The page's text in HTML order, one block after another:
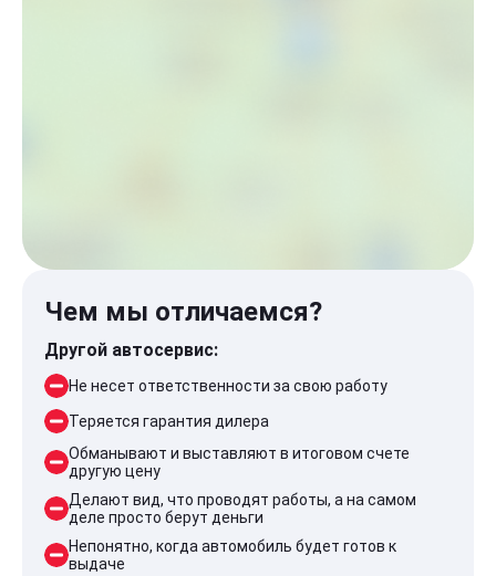
Чем мы отличаемся?
Другой автосервис:
Не несет ответственности за свою работу
Теряется гарантия дилера
Обманывают и выставляют в итоговом счете
другую цену
Делают вид, что проводят работы, а на самом
деле просто берут деньги
Непонятно, когда автомобиль будет готов к
выдаче